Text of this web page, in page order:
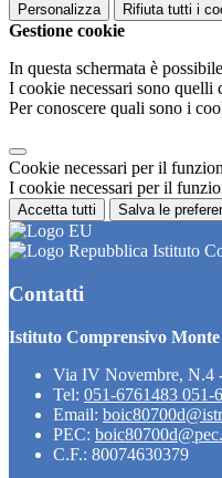
Personalizza Rifiuta tutti i
Gestione cookie
In questa schermata è
I cookie necessari sono quelli
Per conoscere quali sono i
Cookie necessari per il
I cookie necessari per il
Accetta tutti Salva le
Istituto
Contatti
Istituto Comprensivo
Via IV Novembre, N.4
Tel: 051-6761483 051-
Email:
PEC:
C.F.: 80074630379